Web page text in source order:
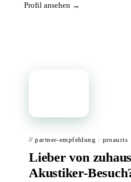
Profil ansehen →
// partner-empfehlung · proauris
Lieber von
Akustiker-